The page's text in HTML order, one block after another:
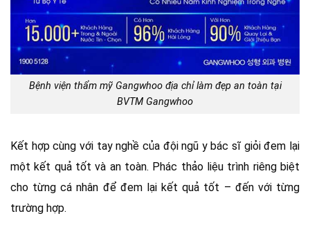
Bệnh viện thẩm mỹ Gangwhoo địa chỉ làm đẹp an toàn tại
BVTM Gangwhoo
Kết hợp cùng với tay nghề của đội ngũ y bác sĩ giỏi đem lại
một kết quả tốt và an toàn. Phác thảo liệu trình riêng biệt
cho từng cá nhân để đem lại kết quả tốt – đến với từng
trường hợp.